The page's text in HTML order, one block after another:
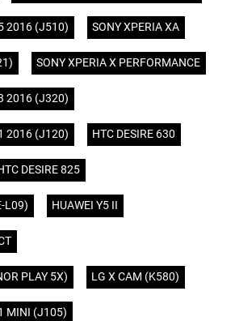
2016 (J510) SONY XPERIA XA
SONY XPERIA X PERFORMANCE
2016 (J320)
2016 (J120) HTC DESIRE 630
DESIRE 825
L09) HUAWEI Y5 II
PLAY 5X) LG X CAM (K580)
MINI (J105)